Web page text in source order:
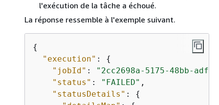
l'exécution de la tâche a échoué.
La réponse ressemble à l'exemple suivant.
{
"execution" : {
"jobId" :
"2cc2698a-5175-48bb-adf2-
"status" : "FAILED" ,
"statusDetails" : {